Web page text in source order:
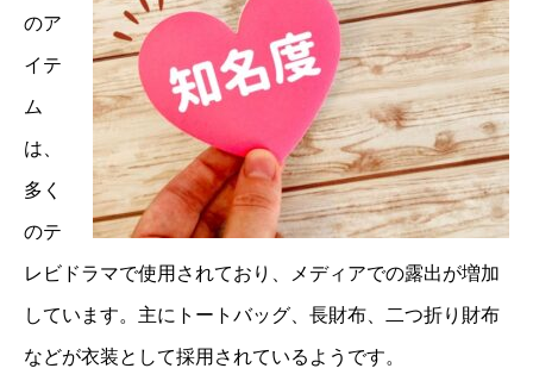
のア
イテ
ム
は、
多く
のテ
レビドラマで使用されており、メディアでの露出が増加
しています。主にトートバッグ、長財布、二つ折り財布
などが衣装として採用されているようです。